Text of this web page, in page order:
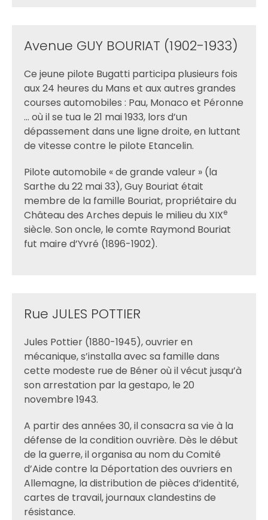
Avenue GUY BOURIAT (1902-1933)
Ce jeune pilote Bugatti participa plusieurs fois
aux 24 heures du Mans et aux autres grandes
courses automobiles : Pau, Monaco et Péronne
… où il se tua le 21 mai 1933, lors d’un
dépassement dans une ligne droite, en luttant
de vitesse contre le pilote Etancelin.
Pilote automobile « de grande valeur » (la
Sarthe du 22 mai 33), Guy Bouriat était
membre de la famille Bouriat, propriétaire du
Château des Arches depuis le milieu du XIXe
siècle. Son oncle, le comte Raymond Bouriat
fut maire d’Yvré (1896-1902).
Rue JULES POTTIER
Jules Pottier (1880-1945), ouvrier en
mécanique, s’installa avec sa famille dans
cette modeste rue de Béner où il vécut jusqu’à
son arrestation par la gestapo, le 20
novembre 1943.
A partir des années 30, il consacra sa vie à la
défense de la condition ouvrière. Dès le début
de la guerre, il organisa au nom du Comité
d’Aide contre la Déportation des ouvriers en
Allemagne, la distribution de pièces d’identité,
cartes de travail, journaux clandestins de
résistance.